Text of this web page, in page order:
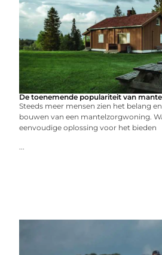
De toenemende populariteit van
Steeds meer mensen zien het belang
bouwen van een mantelzorgwoning.
eenvoudige oplossing voor het bieden
...